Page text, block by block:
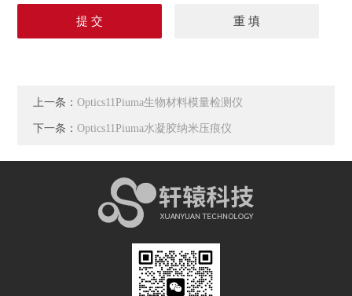
上一条：Optics11Piuma生物材料模量检测仪
下一条：Optics11Piuma水凝胶纳米压痕仪